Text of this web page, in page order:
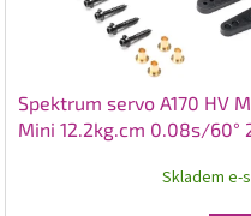
Spektrum servo A170 HV
Mini 12.2kg.cm 0.08s/60°
Skladem e-